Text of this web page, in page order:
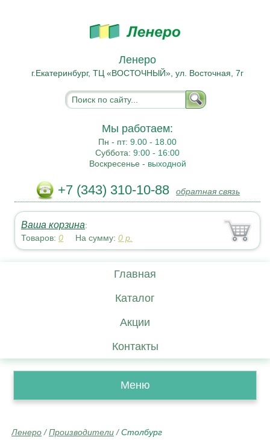
Ленеро
г.Екатеринбург, ТЦ «ВОСТОЧНЫЙ», ул. Восточная, 7г
Мы работаем:
Пн - пт:9.00 - 18.00
Суббота:9:00 - 16:00
Воскресенье - выходной
+7 (343) 310-10-88 обратная связь
Ваша корзина:
Товаров:0 На сумму:0 р.
Главная
Каталог
Акции
Контакты
Меню
Ленеро /Производители /Столбург